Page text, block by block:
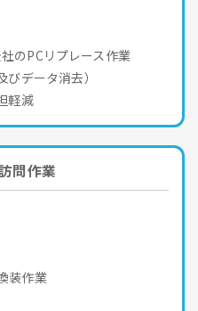
のPCリプレース作業
データ消去）
軽減
問作業
装作業